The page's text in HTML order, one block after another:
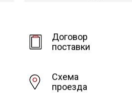
Договор
поставки
Схема
проезда